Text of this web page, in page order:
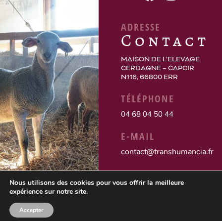
ADRESSE
Contact
MAISON DE L’ELEVAGE
CERDAGNE – CAPCIR
N116, 66800 ERR
TÉLÉPHONE
04 68 04 50 44
E-MAIL
contact@transhumancia.fr
Nous utilisons des cookies pour vous offrir la meilleure
expérience sur notre site.
Accepter